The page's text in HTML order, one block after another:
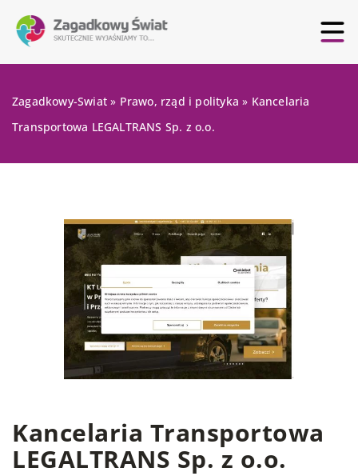
Zagadkowy-Swiat » Prawo, rząd i polityka » Kancelaria
Transportowa LEGALTRANS Sp. z o.o.
Kancelaria Transportowa
LEGALTRANS Sp. z o.o.